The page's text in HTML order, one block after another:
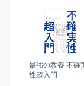
最強の教養 不確
性超入門